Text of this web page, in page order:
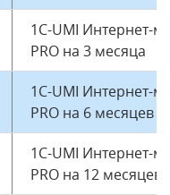
1C-UMI Интернет-
PRO на 3 месяца
1C-UMI Интернет-
PRO на 6 месяцев
1С-UMI Интернет-
PRO на 12 месяцев